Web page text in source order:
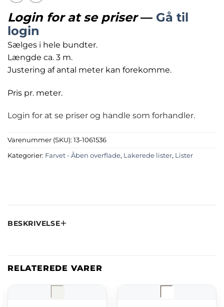
Login for at se priser— Gå til
login
Sælges i hele bundter.
Længde ca. 3 m.
Justering af antal meter kan forekomme.
Pris pr. meter.
Login for at se priser og handle som forhandler.
Varenummer (SKU): 13-1061536
Kategorier: Farvet - Åben overflade, Lakerede lister, Lister
BESKRIVELSE
RELATEREDE VARER